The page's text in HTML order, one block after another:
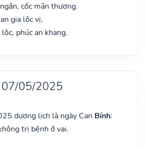
cốc mãn thương.
gia lộc vị,
phúc an khang.
07/05/2025
dương lịch là ngày Can Bính:
trị bệnh ở vai.